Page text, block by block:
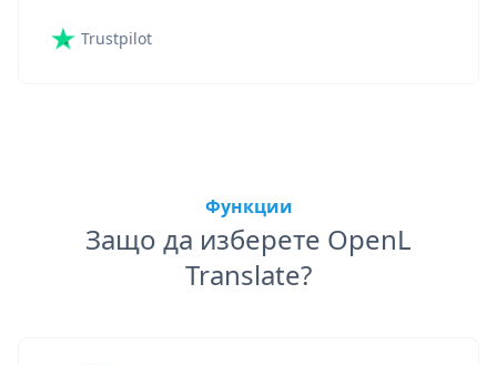
Trustpilot
Функции
Защо да изберете OpenL
Translate?